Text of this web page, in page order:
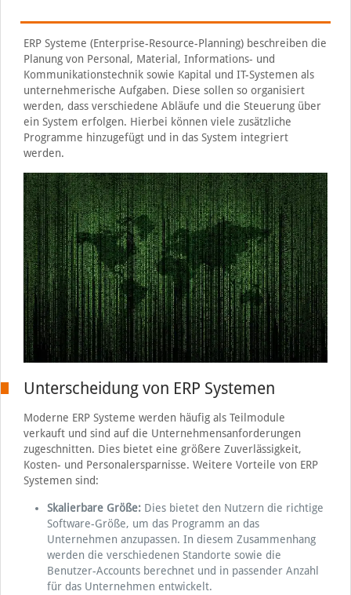
ERP Systeme (Enterprise-Resource-Planning) beschreiben die
Planung von Personal, Material, Informations- und
Kommunikationstechnik sowie Kapital und IT-Systemen als
unternehmerische Aufgaben. Diese sollen so organisiert
werden, dass verschiedene Abläufe und die Steuerung über
ein System erfolgen. Hierbei können viele zusätzliche
Programme hinzugefügt und in das System integriert
werden.
Unterscheidung von ERP Systemen
Moderne ERP Systeme werden häufig als Teilmodule
verkauft und sind auf die Unternehmensanforderungen
zugeschnitten. Dies bietet eine größere Zuverlässigkeit,
Kosten- und Personalersparnisse. Weitere Vorteile von ERP
Systemen sind:
Skalierbare Größe:Dies bietet den Nutzern die richtige
Software-Größe, um das Programm an das
Unternehmen anzupassen. In diesem Zusammenhang
werden die verschiedenen Standorte sowie die
Benutzer-Accounts berechnet und in passender Anzahl
für das Unternehmen entwickelt.